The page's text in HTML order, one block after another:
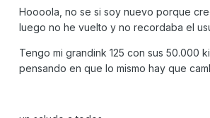
Hoooola, no se si soy nuevo porque
luego no he vuelto y no recordaba el
Tengo mi grandink 125 con sus 50.000
pensando en que lo mismo hay que